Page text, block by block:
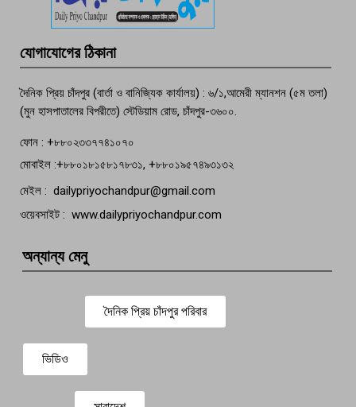
বেঁচে নেই, বিভিন্ন সংগঠনের শোক
যোগাযোগের ঠিকানা
দৈনিক প্রিয় চাঁদপুর (বার্তা ও বানিজ্যিক কার্যালয়) : ৬/১,আমেরী ম্যানশন (৫ম তলা)
(মুন হাসপাতালের বিপরীতে) স্টেডিয়াম রোড, চাঁদপুর-৩৬০০.
ফোন : +৮৮০২৩৩৭৭৪১০৭০
মোবাইল :+৮৮০১৮১৫৮১৭৮৩১, +৮৮০১৯৫৭৪৯৩১৩২
মেইল : dailypriyochandpur@gmail.com
ওয়েবসাইট : www.dailypriyochandpur.com
অন্যান্য মেনু
দৈনিক প্রিয় চাঁদপুর পরিবার
ভিডিও